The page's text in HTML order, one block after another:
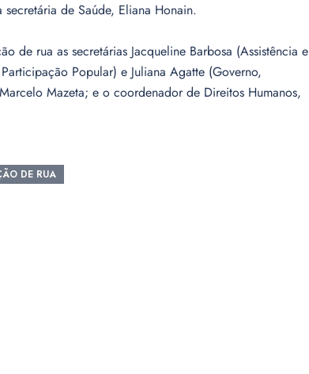
de Saúde, Eliana Honain.
de rua as secretárias Jacqueline Barbosa (Assistência e
Popular) e Juliana Agatte (Governo,
Mazeta; e o coordenador de Direitos Humanos,
DE RUA